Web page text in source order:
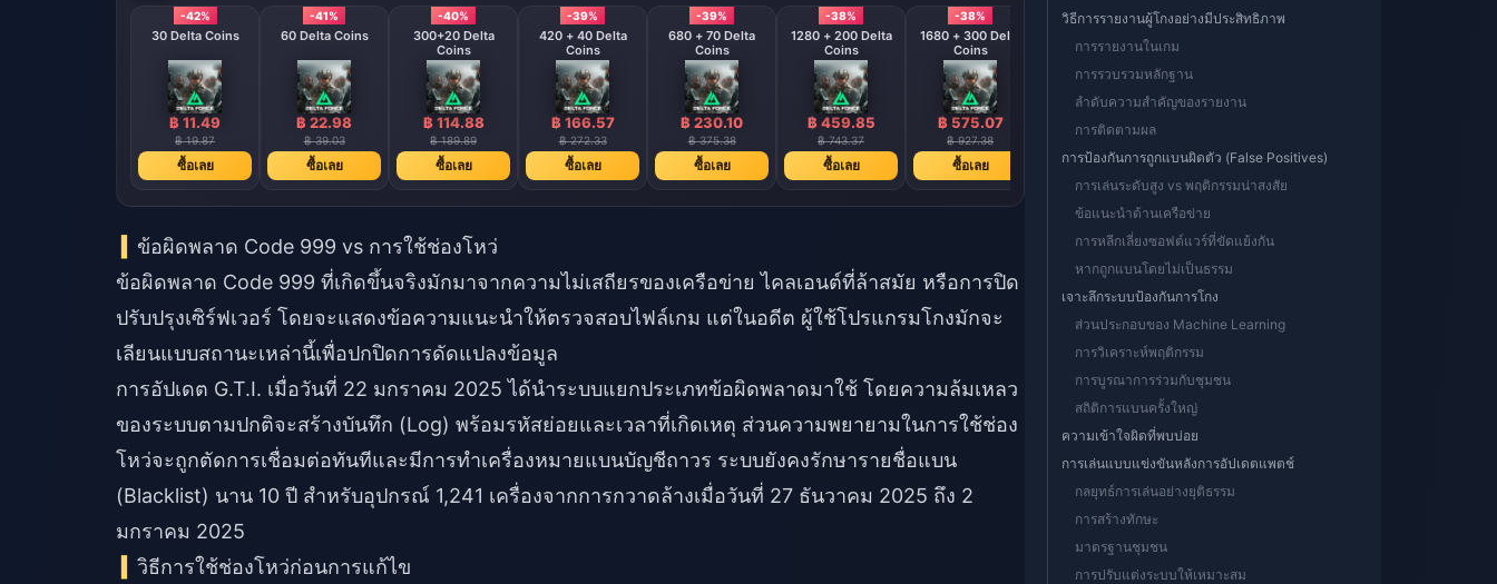
-42%
30 Delta Coins
฿ 11.49
฿ 19.87
ซื้อเลย
-41%
60 Delta Coins
฿ 22.98
฿ 39.03
ซื้อเลย
-40%
300+20 Delta
Coins
฿ 114.88
฿ 189.89
ซื้อเลย
-39%
420 + 40 Delta
Coins
฿ 166.57
฿ 272.33
ซื้อเลย
-39%
680 + 70 Delta
Coins
฿ 230.10
฿ 375.38
ซื้อเลย
-38%
1280 + 200 Delta
Coins
฿ 459.85
฿ 743.37
ซื้อเลย
-38%
1680 + 300 Delta
Coins
฿ 575.07
฿ 927.38
ซื้อเลย
-38%
3280 + 670 Delta
Coins
฿ 1150.14
ซื้อเลย
-38%
ซื้อเลย
ข้อผิดพลาด Code 999 vs การใช้ช่องโหว่
ข้อผิดพลาด Code 999 ที่เกิดขึ้นจริงมักมาจากความไม่เสถียรของเครือข่าย ไคลเอนต์ที่ล้าสมัย หรือการปิด
ปรับปรุงเซิร์ฟเวอร์ โดยจะแสดงข้อความแนะนำให้ตรวจสอบไฟล์เกม แต่ในอดีต ผู้ใช้โปรแกรมโกงมักจะ
เลียนแบบสถานะเหล่านี้เพื่อปกปิดการดัดแปลงข้อมูล
การอัปเดต G.T.I. เมื่อวันที่ 22 มกราคม 2025 ได้นำระบบแยกประเภทข้อผิดพลาดมาใช้ โดยความล้มเหลว
ของระบบตามปกติจะสร้างบันทึก (Log) พร้อมรหัสย่อยและเวลาที่เกิดเหตุ ส่วนความพยายามในการใช้ช่อง
โหว่จะถูกตัดการเชื่อมต่อทันทีและมีการทำเครื่องหมายแบนบัญชีถาวร ระบบยังคงรักษารายชื่อแบน
(Blacklist) นาน 10 ปี สำหรับอุปกรณ์ 1,241 เครื่องจากการกวาดล้างเมื่อวันที่ 27 ธันวาคม 2025 ถึง 2
มกราคม 2025
วิธีการใช้ช่องโหว่ก่อนการแก้ไข
วิธีการรายงานผู้โกงอย่างมีประสิทธิภาพ
การรายงานในเกม
การรวบรวมหลักฐาน
ลำดับความสำคัญของรายงาน
การติดตามผล
การป้องกันการถูกแบนผิดตัว (False Positives)
การเล่นระดับสูง vs พฤติกรรมน่าสงสัย
ข้อแนะนำด้านเครือข่าย
การหลีกเลี่ยงซอฟต์แวร์ที่ขัดแย้งกัน
หากถูกแบนโดยไม่เป็นธรรม
เจาะลึกระบบป้องกันการโกง
ส่วนประกอบของ Machine Learning
การวิเคราะห์พฤติกรรม
การบูรณาการร่วมกับชุมชน
สถิติการแบนครั้งใหญ่
ความเข้าใจผิดที่พบบ่อย
การเล่นแบบแข่งขันหลังการอัปเดตแพตช์
กลยุทธ์การเล่นอย่างยุติธรรม
การสร้างทักษะ
มาตรฐานชุมชน
การปรับแต่งระบบให้เหมาะสม